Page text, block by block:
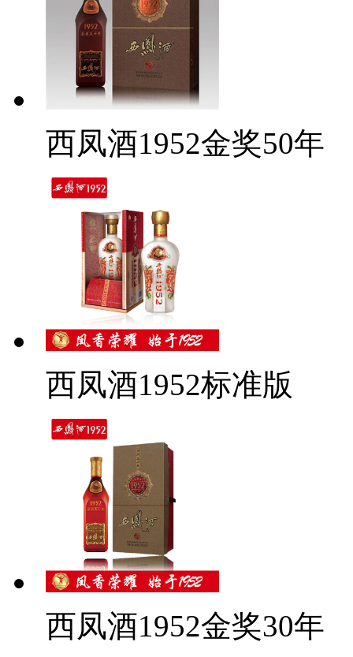
西凤酒1952金奖50年
西凤酒1952标准版
西凤酒1952金奖30年